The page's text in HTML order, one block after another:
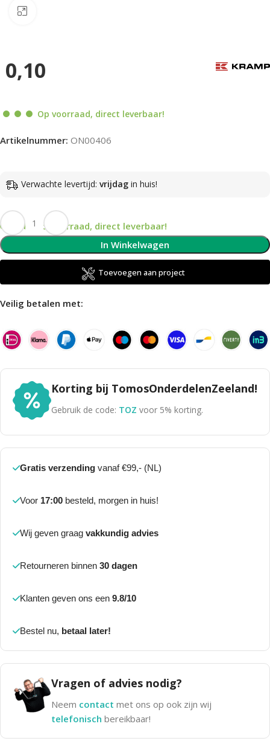
0,10
Op voorraad, direct leverbaar!
Artikelnummer: ON00406
Verwachte levertijd: vrijdag in huis!
Op voorraad, direct leverbaar!
In Winkelwagen
Toevoegen aan project
Veilig betalen met:
Korting bij TomosOnderdelenZeeland!
Gebruik de code: TOZ voor 5% korting.
Gratis verzending vanaf €99,- (NL)
Voor 17:00 besteld, morgen in huis!
Wij geven graag vakkundig advies
Retourneren binnen 30 dagen
Klanten geven ons een 9.8/10
Bestel nu, betaal later!
Vragen of advies nodig?
Neem contact met ons op ook zijn wij
telefonisch bereikbaar!